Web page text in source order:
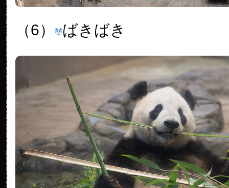
（6） ばきばき